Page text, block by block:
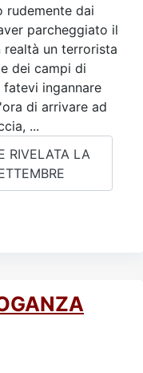
rudemente dai
parcheggiato il
realtà un terrorista
dei campi di
ingannare
di arrivare ad
...
RIVELATA LA